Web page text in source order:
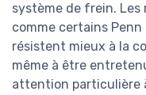
système de frein. Les
comme certains
résistent mieux à la
même à être
attention particulière